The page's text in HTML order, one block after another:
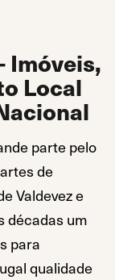
Imóveis,
Local
parte pelo
de
Valdevez e
décadas um
para
qualidade